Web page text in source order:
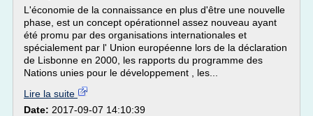
L'économie de la connaissance en plus d'être une nouvelle
phase, est un concept opérationnel assez nouveau ayant
été promu par des organisations internationales et
spécialement par l' Union européenne lors de la déclaration
de Lisbonne en 2000, les rapports du programme des
Nations unies pour le développement , les...
Lire la suite
Date: 2017-09-07 14:10:39